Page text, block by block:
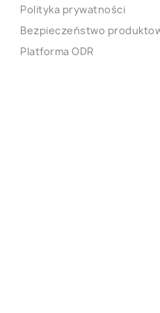
Polityka prywatności
Bezpieczeństwo
Platforma ODR